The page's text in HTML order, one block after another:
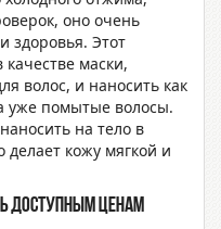
оно очень
здоровья. Этот
маски,
волос, и наносить как
уже помытые волосы.
на тело в
делает кожу мягкой и
доступным ценам